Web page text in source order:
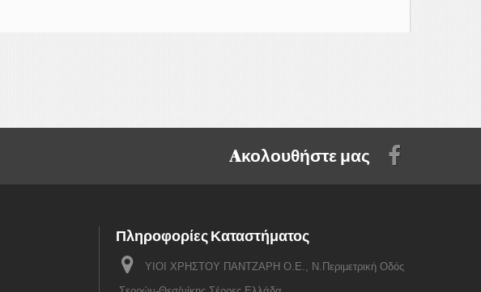
Aκολουθήστε μας
Πληροφορίες Καταστήματος
ΥΙΟΙ ΧΡΗΣΤΟΥ ΠΑΝΤΖΑΡΗ Ο.Ε., Ν.Περιμετρική Οδός